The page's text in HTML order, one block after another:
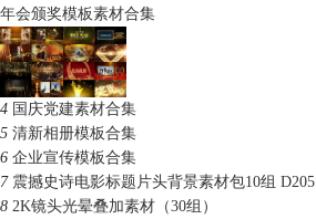
年会颁奖模板素材合集
4 国庆党建素材合集
5 清新相册模板合集
6 企业宣传模板合集
7 震撼史诗电影标题片头背景素材包10组 D205
8 2K镜头光晕叠加素材（30组）